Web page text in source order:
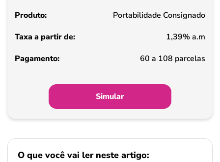
de
Pagamento
Portabilidade Consignado
1,39% a.m
60 a 108 parcelas
Simular
O que você vai ler neste artigo: